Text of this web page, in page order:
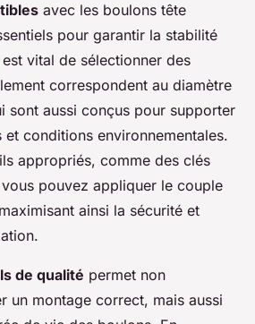
avec les boulons tête
pour garantir la stabilité
vital de sélectionner des
correspondent au diamètre
sont aussi conçus pour supporter
et conditions environnementales.
appropriés, comme des clés
pouvez appliquer le couple
ainsi la sécurité et
de qualité permet non
un montage correct, mais aussi